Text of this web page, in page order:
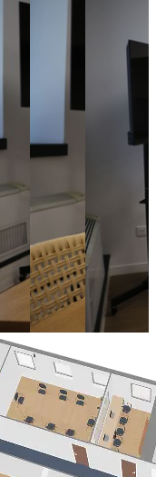
avec un salon
à
sur
50€ / jour
trépied,
plaque
De 7€ à
28€ /
personne